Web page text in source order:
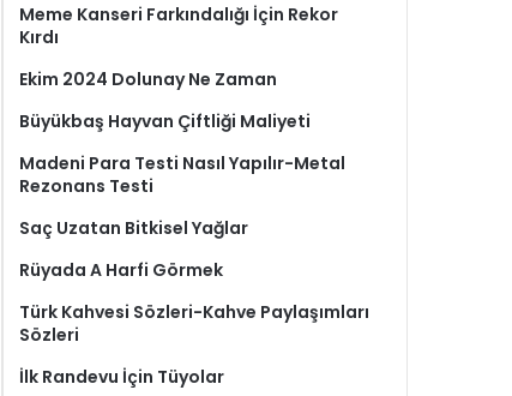
Meme Kanseri Farkındalığı İçin Rekor
Kırdı
Ekim 2024 Dolunay Ne Zaman
Büyükbaş Hayvan Çiftliği Maliyeti
Madeni Para Testi Nasıl Yapılır-Metal
Rezonans Testi
Saç Uzatan Bitkisel Yağlar
Rüyada A Harfi Görmek
Türk Kahvesi Sözleri-Kahve Paylaşımları
Sözleri
İlk Randevu İçin Tüyolar